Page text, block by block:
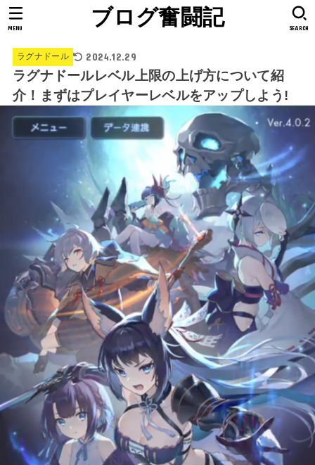
ブログ奮闘記 SEARCH
MENU
ラグナドール 2024.12.29
ラグナドールレベル上限の上げ方について紹
介！まずはプレイヤーレベルをアップしよう!